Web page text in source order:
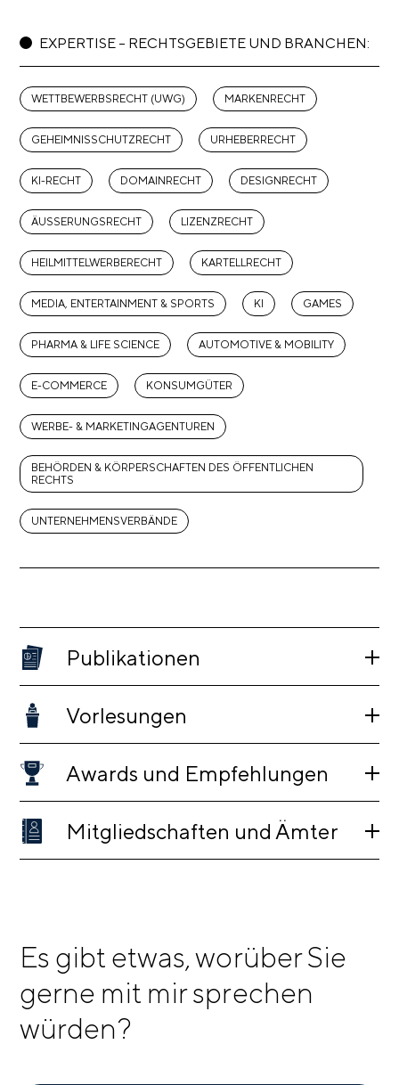
EXPERTISE – RECHTSGEBIETE UND BRANCHEN:
WETTBEWERBSRECHT (UWG) MARKENRECHT
GEHEIMNISSCHUTZRECHT URHEBERRECHT
KI-RECHT DOMAINRECHT DESIGNRECHT
ÄUSSERUNGSRECHT LIZENZRECHT
HEILMITTELWERBERECHT KARTELLRECHT
MEDIA, ENTERTAINMENT & SPORTS KI GAMES
PHARMA & LIFE SCIENCE AUTOMOTIVE & MOBILITY
E-COMMERCE KONSUMGÜTER
WERBE- & MARKETINGAGENTUREN
BEHÖRDEN & KÖRPERSCHAFTEN DES ÖFFENTLICHEN
RECHTS
UNTERNEHMENSVERBÄNDE
Publikationen
Vorlesungen
Awards und Empfehlungen
Mitgliedschaften und Ämter
Es gibt etwas, worüber Sie
gerne mit mir sprechen
würden?